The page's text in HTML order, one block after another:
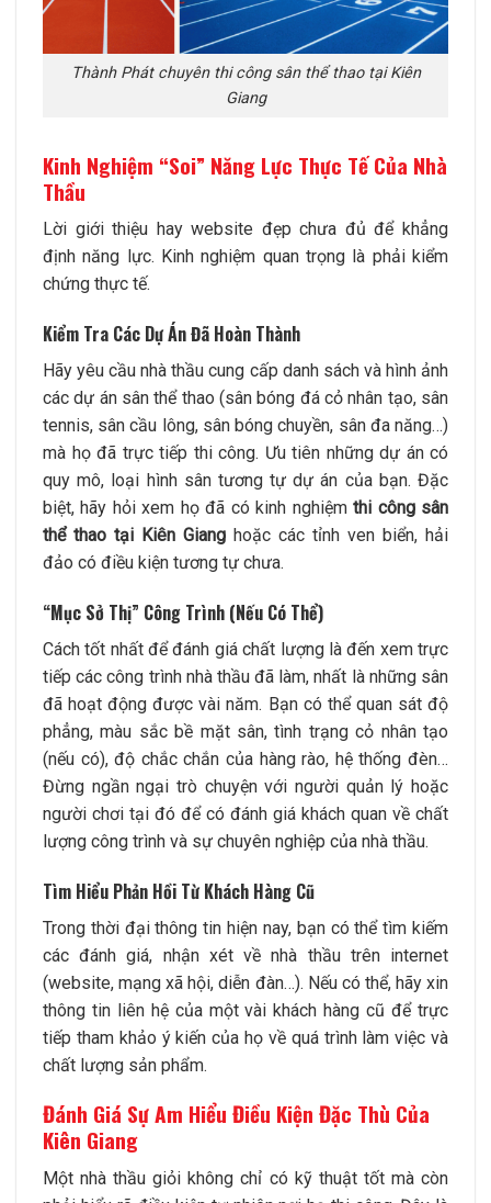
Thành Phát chuyên thi công sân thể thao tại Kiên
Giang
Kinh Nghiệm “Soi” Năng Lực Thực Tế Của Nhà
Thầu
Lời giới thiệu hay website đẹp chưa đủ để khẳng
định năng lực. Kinh nghiệm quan trọng là phải kiểm
chứng thực tế.
Kiểm Tra Các Dự Án Đã Hoàn Thành
Hãy yêu cầu nhà thầu cung cấp danh sách và hình ảnh
các dự án sân thể thao (sân bóng đá cỏ nhân tạo, sân
tennis, sân cầu lông, sân bóng chuyền, sân đa năng…)
mà họ đã trực tiếp thi công. Ưu tiên những dự án có
quy mô, loại hình sân tương tự dự án của bạn. Đặc
biệt, hãy hỏi xem họ đã có kinh nghiệmthi công sân
thể thao tại Kiên Giang hoặc các tỉnh ven biển, hải
đảo có điều kiện tương tự chưa.
“Mục Sở Thị” Công Trình (Nếu Có Thể)
Cách tốt nhất để đánh giá chất lượng là đến xem trực
tiếp các công trình nhà thầu đã làm, nhất là những sân
đã hoạt động được vài năm. Bạn có thể quan sát độ
phẳng, màu sắc bề mặt sân, tình trạng cỏ nhân tạo
(nếu có), độ chắc chắn của hàng rào, hệ thống đèn…
Đừng ngần ngại trò chuyện với người quản lý hoặc
người chơi tại đó để có đánh giá khách quan về chất
lượng công trình và sự chuyên nghiệp của nhà thầu.
Tìm Hiểu Phản Hồi Từ Khách Hàng Cũ
Trong thời đại thông tin hiện nay, bạn có thể tìm kiếm
các đánh giá, nhận xét về nhà thầu trên internet
(website, mạng xã hội, diễn đàn…). Nếu có thể, hãy xin
thông tin liên hệ của một vài khách hàng cũ để trực
tiếp tham khảo ý kiến của họ về quá trình làm việc và
chất lượng sản phẩm.
Đánh Giá Sự Am Hiểu Điều Kiện Đặc Thù Của
Kiên Giang
Một nhà thầu giỏi không chỉ có kỹ thuật tốt mà còn